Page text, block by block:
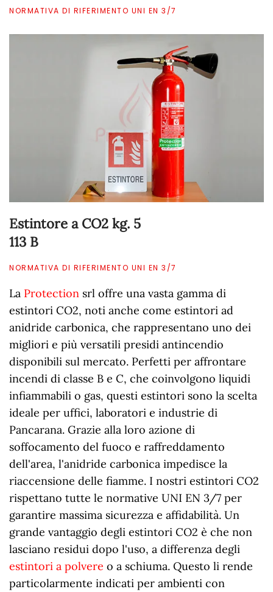
NORMATIVA DI RIFERIMENTO UNI EN 3/7
Estintore a CO2 kg. 5
113 B
NORMATIVA DI RIFERIMENTO UNI EN 3/7
La Protection srl offre una vasta gamma di
estintori CO2, noti anche come estintori ad
anidride carbonica, che rappresentano uno dei
migliori e più versatili presidi antincendio
disponibili sul mercato. Perfetti per affrontare
incendi di classe B e C, che coinvolgono liquidi
infiammabili o gas, questi estintori sono la scelta
ideale per uffici, laboratori e industrie di
Pancarana. Grazie alla loro azione di
soffocamento del fuoco e raffreddamento
dell'area, l'anidride carbonica impedisce la
riaccensione delle fiamme. I nostri estintori CO2
rispettano tutte le normative UNI EN 3/7 per
garantire massima sicurezza e affidabilità. Un
grande vantaggio degli estintori CO2 è che non
lasciano residui dopo l'uso, a differenza degli
estintori a polvere o a schiuma. Questo li rende
particolarmente indicati per ambienti con